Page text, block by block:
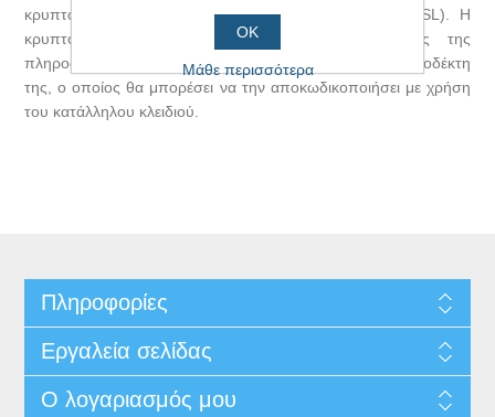
κρυπτογράφησης 128-bit (Secure Sockets Layer - SSL). Η
κρυπτογράφηση είναι ένας τρόπος κωδικοποίησης της
πληροφορίας μέχρι αυτή να φτάσει στον ορισμένο αποδέκτη
της, ο οποίος θα μπορέσει να την αποκωδικοποιήσει με χρήση
του κατάλληλου κλειδιού.
Πληροφορίες
Εργαλεία σελίδας
Ο λογαριασμός μου
ΟΚ
Μάθε περισσότερα